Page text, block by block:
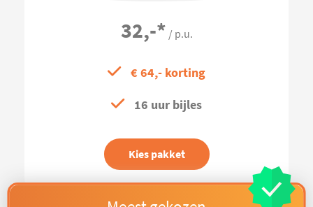
32,-* / p.u.
€ 64,- korting
16 uur bijles
Kies pakket